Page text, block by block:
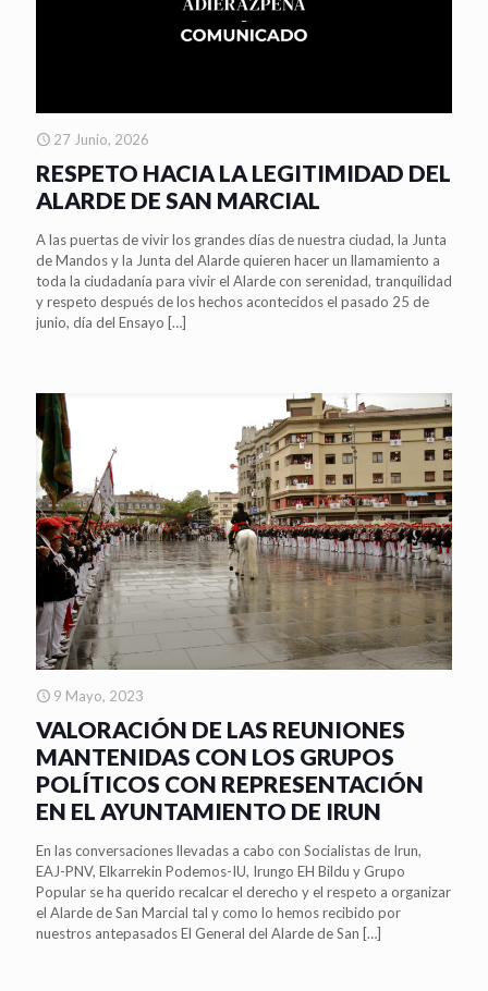
27 Junio, 2026
RESPETO HACIA LA LEGITIMIDAD DEL
ALARDE DE SAN MARCIAL
A las puertas de vivir los grandes días de nuestra ciudad, la Junta
de Mandos y la Junta del Alarde quieren hacer un llamamiento a
toda la ciudadanía para vivir el Alarde con serenidad, tranquilidad
y respeto después de los hechos acontecidos el pasado 25 de
junio, día del Ensayo […]
9 Mayo, 2023
VALORACIÓN DE LAS REUNIONES
MANTENIDAS CON LOS GRUPOS
POLÍTICOS CON REPRESENTACIÓN
EN EL AYUNTAMIENTO DE IRUN
En las conversaciones llevadas a cabo con Socialistas de Irun,
EAJ-PNV, Elkarrekin Podemos-IU, Irungo EH Bildu y Grupo
Popular se ha querido recalcar el derecho y el respeto a organizar
el Alarde de San Marcial tal y como lo hemos recibido por
nuestros antepasados El General del Alarde de San […]